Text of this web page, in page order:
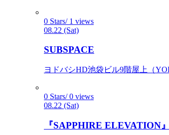
0 Stars/ 1 views
08.22 (Sat)
SUBSPACE
ヨドバシHD池袋ビル9階屋上（
0 Stars/ 0 views
08.22 (Sat)
『SAPPHIRE ELEVATION